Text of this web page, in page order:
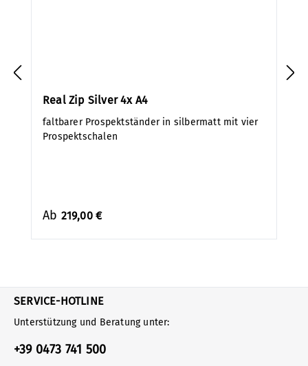
Real Zip Silver 4x A4
faltbarer Prospektständer in silbermatt mit vier
Prospektschalen
Ab 219,00 €
SERVICE-HOTLINE
Unterstützung und Beratung unter:
+39 0473 741 500